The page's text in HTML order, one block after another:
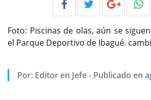
Foto: Piscinas de olas, aún se
el Parque Deportivo de Ibagué.
Por: Editor en Jefe- Publicado en